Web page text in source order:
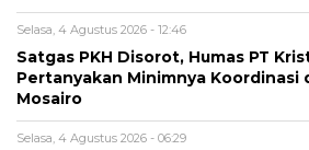
Selasa, 4 Agustus 2026 - 12:46
Satgas PKH Disorot, Humas PT
Pertanyakan Minimnya Koordinasi
Mosairo
Selasa, 4 Agustus 2026 - 06:29